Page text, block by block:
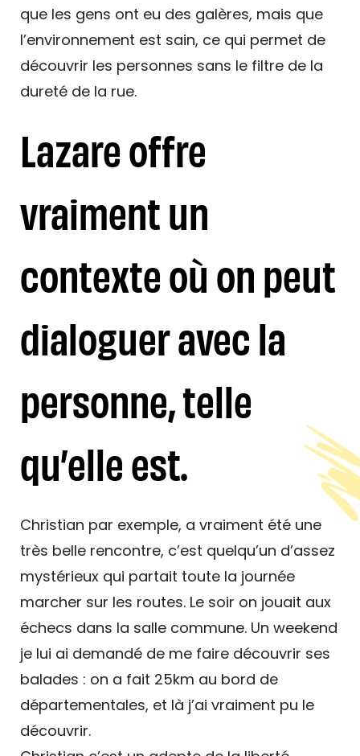
que les gens ont eu des galères, mais que
l’environnement est sain, ce qui permet de
découvrir les personnes sans le filtre de la
dureté de la rue.
Lazare offre
vraiment un
contexte où on peut
dialoguer avec la
personne, telle
qu’elle est.
Christian par exemple, a vraiment été une
très belle rencontre, c’est quelqu’un d’assez
mystérieux qui partait toute la journée
marcher sur les routes. Le soir on jouait aux
échecs dans la salle commune. Un weekend
je lui ai demandé de me faire découvrir ses
balades : on a fait 25km au bord de
départementales, et là j’ai vraiment pu le
découvrir.